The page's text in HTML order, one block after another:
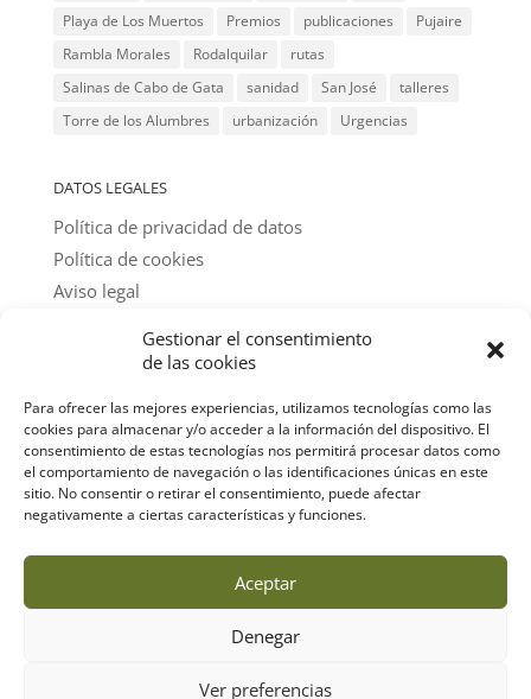
Gestionar el consentimiento
de las cookies
Para ofrecer las mejores experiencias, utilizamos tecnologías como las
cookies para almacenar y/o acceder a la información del dispositivo. El
consentimiento de estas tecnologías nos permitirá procesar datos como
el comportamiento de navegación o las identificaciones únicas en este
sitio. No consentir o retirar el consentimiento, puede afectar
negativamente a ciertas características y funciones.
Aceptar
Denegar
Ver preferencias
Playa de Los Muertos
Premios publicaciones
Pujaire
Rambla Morales
Rodalquilar
rutas
Salinas de Cabo de Gata
sanidad San José
talleres
Torre de los Alumbres
urbanización Urgencias
DATOS LEGALES
Política de privacidad de datos
Política de cookies
Aviso legal
@ textos y fotos: amigos del parque